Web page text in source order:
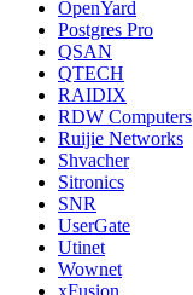
OpenYard
Postgres Pro
QSAN
QTECH
RAIDIX
RDW Computers
Ruijie Networks
Shvacher
Sitronics
SNR
UserGate
Utinet
Wownet
xFusion